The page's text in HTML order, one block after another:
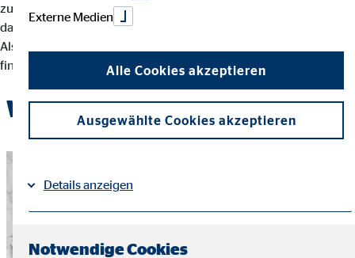
zu besten Ergebnissen. Dein Arbeitsalltag ist abwechslungsreich,
da jede Kundin und jeder Kunde individuelle Lösungen braucht.
Als OVB-Berater*in unterstützt du deine Kund*innen bei
finanziellen Entscheidungen und der Erreichung ihrer Ziele.
Werde Teil des OVB-Teams
Externe Medien
Alle Cookies akzeptieren
Ausgewählte Cookies akzeptieren
Details anzeigen
Notwendige Cookies